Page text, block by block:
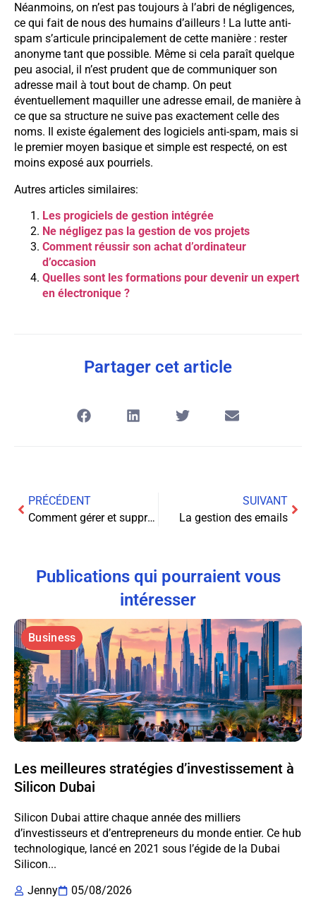
Néanmoins, on n’est pas toujours à l’abri de négligences,
ce qui fait de nous des humains d’ailleurs ! La lutte anti-
spam s’articule principalement de cette manière : rester
anonyme tant que possible. Même si cela paraît quelque
peu asocial, il n’est prudent que de communiquer son
adresse mail à tout bout de champ. On peut
éventuellement maquiller une adresse email, de manière à
ce que sa structure ne suive pas exactement celle des
noms. Il existe également des logiciels anti-spam, mais si
le premier moyen basique et simple est respecté, on est
moins exposé aux pourriels.
Autres articles similaires:
Les progiciels de gestion intégrée
Ne négligez pas la gestion de vos projets
Comment réussir son achat d’ordinateur
d’occasion
Quelles sont les formations pour devenir un expert
en électronique ?
Partager cet article
PRÉCÉDENT
Comment gérer et supprimer rapidement l’historique de vos recherches Google
SUIVANT
La gestion des emails
Publications qui pourraient vous
intéresser
Business
Les meilleures stratégies d’investissement à
Silicon Dubai
Silicon Dubai attire chaque année des milliers
d’investisseurs et d’entrepreneurs du monde entier. Ce hub
technologique, lancé en 2021 sous l’égide de la Dubai
Silicon...
Jenny
05/08/2026